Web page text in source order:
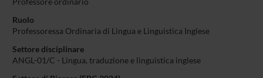
Ruolo
Professoressa Ordinaria di Lingua e Linguistica Inglese
Settore disciplinare
ANGL-01/C - Lingua, traduzione e linguistica inglese